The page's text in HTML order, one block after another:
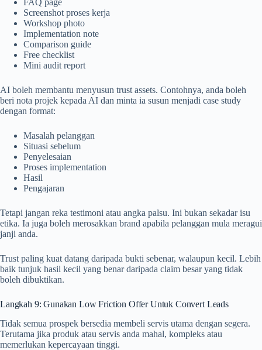
FAQ page
Screenshot proses kerja
Workshop photo
Implementation note
Comparison guide
Free checklist
Mini audit report
AI boleh membantu menyusun trust assets. Contohnya, anda boleh
beri nota projek kepada AI dan minta ia susun menjadi case study
dengan format:
Masalah pelanggan
Situasi sebelum
Penyelesaian
Proses implementation
Hasil
Pengajaran
Tetapi jangan reka testimoni atau angka palsu. Ini bukan sekadar isu
etika. Ia juga boleh merosakkan brand apabila pelanggan mula meragui
janji anda.
Trust paling kuat datang daripada bukti sebenar, walaupun kecil. Lebih
baik tunjuk hasil kecil yang benar daripada claim besar yang tidak
boleh dibuktikan.
Langkah 9: Gunakan Low Friction Offer Untuk Convert Leads
Tidak semua prospek bersedia membeli servis utama dengan segera.
Terutama jika produk atau servis anda mahal, kompleks atau
memerlukan kepercayaan tinggi.